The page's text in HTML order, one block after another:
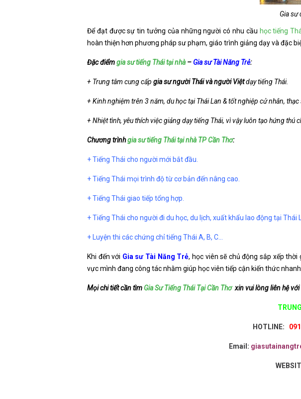
Gia sư
Để đạt được sự tin tưởng của những người có nhu cầu học tiếng
hoàn thiện hơn phương pháp sư phạm, giáo trình giảng dạy và đặc
Đặc điểmgia sư tiếng Thái tại nhà – Gia sư Tài Năng Trẻ:
+ Trung tâm cung cấp gia sư người Thái và người Việtdạy tiếng Thái.
+ Kinh nghiệm trên 3 năm, du học tại Thái Lan & tốt nghiệp cử nhân, thạc
+ Nhiệt tình, yêu thích việc giảng dạy tiếng Thái, vì vậy luôn tạo hứng thú
Chương trìnhgia sư tiếng Thái tại nhà TP Cần Thơ:
+ Tiếng Thái cho người mới bắt đầu.
+ Tiếng Thái mọi trình độ từ cơ bản đến nâng cao.
+ Tiếng Thái giao tiếp tổng hợp.
+ Tiếng Thái cho người đi du học, du lịch, xuất khẩu lao động tại Thái
+ Luyện thi các chứng chỉ tiếng Thái A, B, C…
Khi đến với Gia sư Tài Năng Trẻ, học viên sẽ chủ động sắp xếp
vực mình đang công tác nhằm giúp học viên tiếp cận kiến thức
Mọi chi tiết cần tìm Gia Sư Tiếng Thái Tại Cần Thơ xin vui lòng liên hệ
HOTLINE:
Email: